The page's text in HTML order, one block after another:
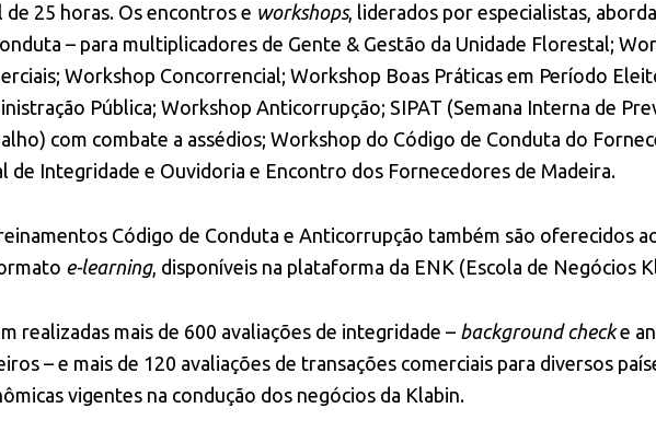
25 horas. Os encontros e workshops, liderados por especialistas,
– para multiplicadores de Gente & Gestão da Unidade Florestal;
Workshop Concorrencial; Workshop Boas Práticas em Período
Pública; Workshop Anticorrupção; SIPAT (Semana Interna de
com combate a assédios; Workshop do Código de Conduta do
de Integridade e Ouvidoria e Encontro dos Fornecedores de Madeira.
Código de Conduta e Anticorrupção também são oferecidos
e-learning, disponíveis na plataforma da ENK (Escola de Negócios
realizadas mais de 600 avaliações de integridade – background checke
– e mais de 120 avaliações de transações comerciais para diversos
vigentes na condução dos negócios da Klabin.